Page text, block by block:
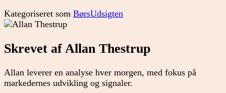
Kategoriseret som BørsUdsigten
Skrevet af Allan Thestrup
Allan leverer en analyse hver morgen, med fokus på
markedernes udvikling og signaler.